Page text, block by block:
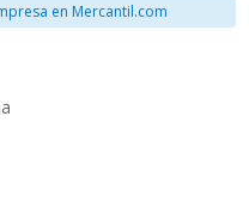
en Mercantil.com